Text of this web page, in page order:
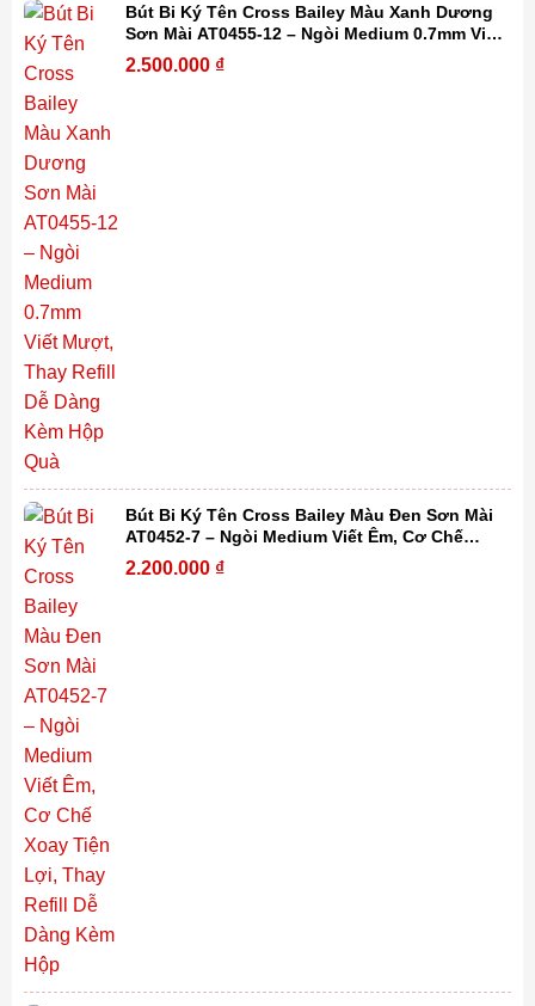
Bút Bi Ký Tên Cross Bailey Màu Xanh Dương
Sơn Mài AT0455-12 – Ngòi Medium 0.7mm Viết
Mượt, Thay Refill Dễ Dàng Kèm Hộp Quà
2.500.000 ₫
Bút Bi Ký Tên Cross Bailey Màu Đen Sơn Mài
AT0452-7 – Ngòi Medium Viết Êm, Cơ Chế
Xoay Tiện Lợi, Thay Refill Dễ Dàng Kèm Hộp
2.200.000 ₫